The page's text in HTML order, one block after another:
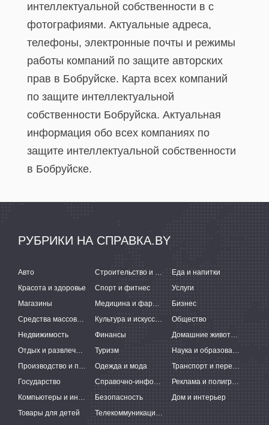
интеллектуальной собственности в с
фотографиями. Актуальные адреса,
телефоны, электронные почты и режимы
работы компаний по защите авторских
прав в Бобруйске. Карта всех компаний
по защите интеллектуальной
собственности Бобруйска. Актуальная
информация обо всех компаниях по
защите интеллектуальной собственности
в Бобруйске.
РУБРИКИ НА СПРАВКА.BY
Авто Строительство и ремонт
Еда и напитки
Красота и здоровье
Спорт и фитнес
Услуги
Магазины
Медицина и фармацевтика
Бизнес
Средства массовой информации
Культура и искусство
Общество
Недвижимость
Финансы
Домашние животные
Отдых и развлечения
Туризм
Наука и образование
Производство и поставки
Одежда и мода
Транспорт и перевозки
Государство
Справочно-информационные системы
Реклама и полиграфия
Компьютеры и интернет
Безопасность
Дом и интерьер
Товары для детей
Телекоммуникации и связь